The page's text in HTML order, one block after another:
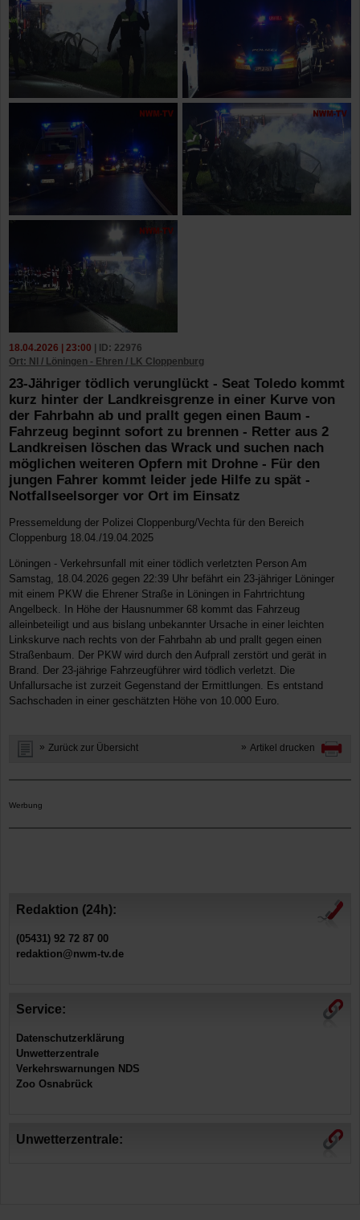
18.04.2026 | 23:00 | ID: 22976
Ort: NI / Löningen - Ehren / LK Cloppenburg
23-Jähriger tödlich verunglückt - Seat Toledo kommt
kurz hinter der Landkreisgrenze in einer Kurve von
der Fahrbahn ab und prallt gegen einen Baum -
Fahrzeug beginnt sofort zu brennen - Retter aus 2
Landkreisen löschen das Wrack und suchen nach
möglichen weiteren Opfern mit Drohne - Für den
jungen Fahrer kommt leider jede Hilfe zu spät -
Notfallseelsorger vor Ort im Einsatz
Pressemeldung der Polizei Cloppenburg/Vechta für den Bereich
Cloppenburg 18.04./19.04.2025
Löningen - Verkehrsunfall mit einer tödlich verletzten Person Am
Samstag, 18.04.2026 gegen 22:39 Uhr befährt ein 23-jähriger Löninger
mit einem PKW die Ehrener Straße in Löningen in Fahrtrichtung
Angelbeck. In Höhe der Hausnummer 68 kommt das Fahrzeug
alleinbeteiligt und aus bislang unbekannter Ursache in einer leichten
Linkskurve nach rechts von der Fahrbahn ab und prallt gegen einen
Straßenbaum. Der PKW wird durch den Aufprall zerstört und gerät in
Brand. Der 23-jährige Fahrzeugführer wird tödlich verletzt. Die
Unfallursache ist zurzeit Gegenstand der Ermittlungen. Es entstand
Sachschaden in einer geschätzten Höhe von 10.000 Euro.
Zurück zur Übersicht Artikel drucken
Werbung
Redaktion (24h):
(05431) 92 72 87 00
redaktion@nwm-tv.de
Service:
Datenschutzerklärung
Unwetterzentrale
Verkehrswarnungen NDS
Zoo Osnabrück
Unwetterzentrale: